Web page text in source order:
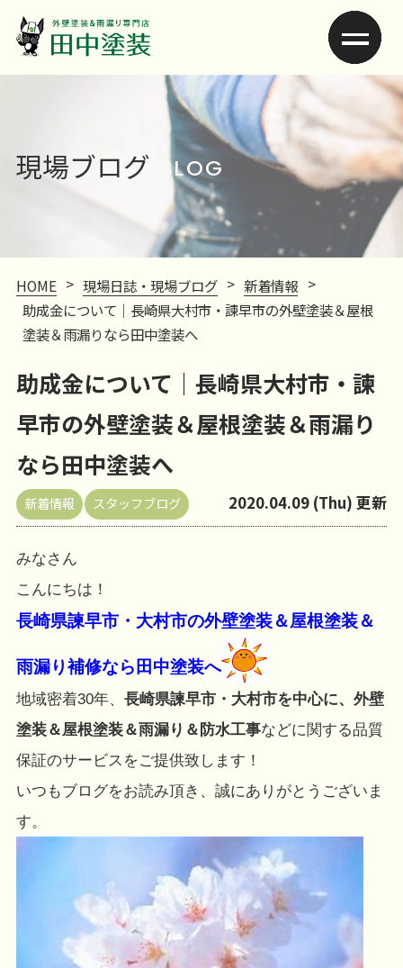
現場ブログ BLOG
HOME > 現場日誌・現場ブログ > 新着情報 >
助成金について｜長崎県大村市・諫早市の外壁塗装＆屋根
塗装＆雨漏りなら田中塗装へ
助成金について｜長崎県大村市・諫
早市の外壁塗装＆屋根塗装＆雨漏り
なら田中塗装へ
新着情報 スタッフブログ 2020.04.09 (Thu) 更新
みなさん
こんにちは！
長崎県諫早市・大村市の外壁塗装＆屋根塗装＆
雨漏り補修なら田中塗装へ
地域密着30年、 長崎県諫早市・大村市を中心に、外壁
塗装＆屋根塗装＆雨漏り＆防水工事などに関する品質
保証のサービスをご提供致します！
いつもブログをお読み頂き、誠にありがとうございま
す。